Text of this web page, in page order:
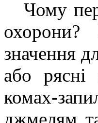
Чому
охорони?
значення
або рясні
комах-
джмелям